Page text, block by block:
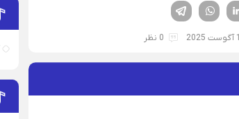
لینکدین تویتر
0 نظر